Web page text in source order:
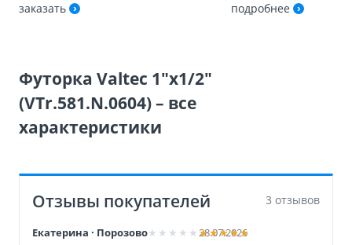
заказать
подробнее
Футорка Valtec 1″х1/2″
(VTr.581.N.0604) – все
характеристики
Отзывы покупателей 3 отзывов
Екатерина · Порозово 28.07.2026